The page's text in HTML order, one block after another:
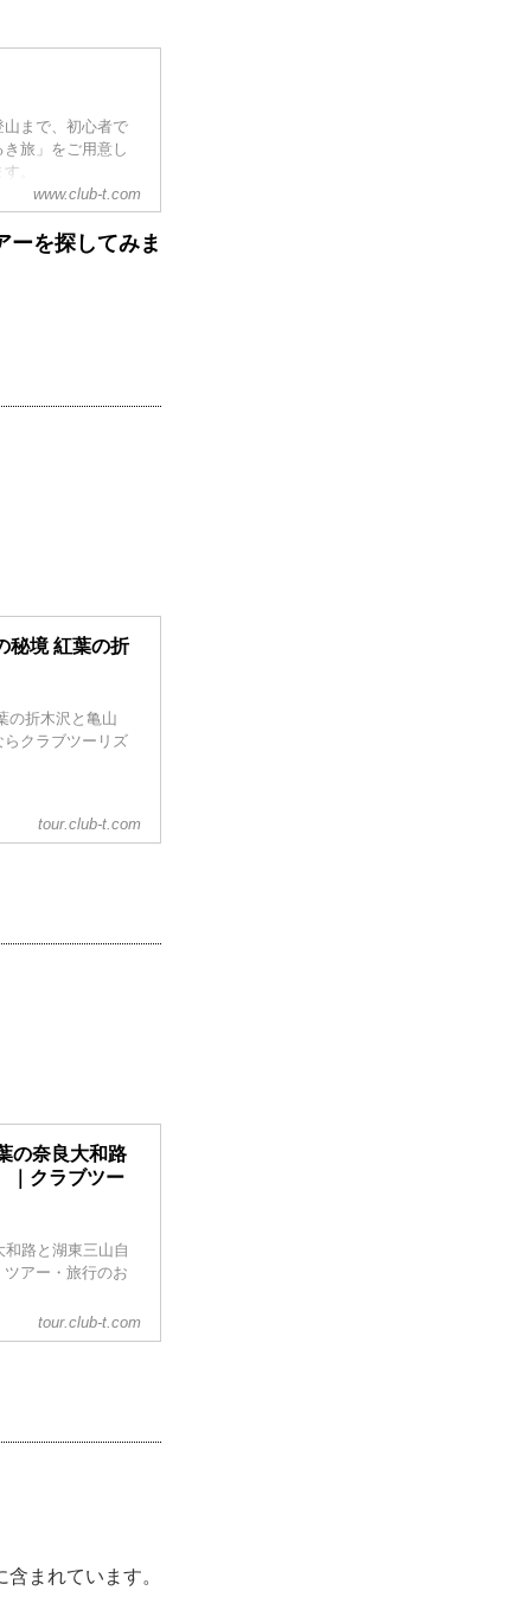
まで、初心者で
旅」をご用意し
。
www.club-t.com
ーを探してみま
秘境 紅葉の折
の折木沢と亀山
クラブツーリズ
tour.club-t.com
の奈良大和路
｜クラブツー
路と湖東三山自
アー・旅行のお
tour.club-t.com
まれています。